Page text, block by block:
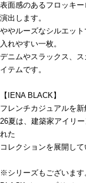
表面感のあるフロッキ
演出します。
ややルーズなシルエッ
入れやすい一枚。
デニムやスラックス、
イテムです。
【IENA BLACK】
フレンチカジュアルを
26夏は、建築家アイリ
れた
コレクションを展開して
※シリーズもございます